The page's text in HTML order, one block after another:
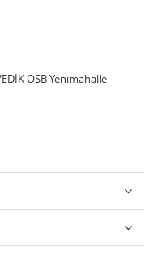
OSB Yenimahalle -